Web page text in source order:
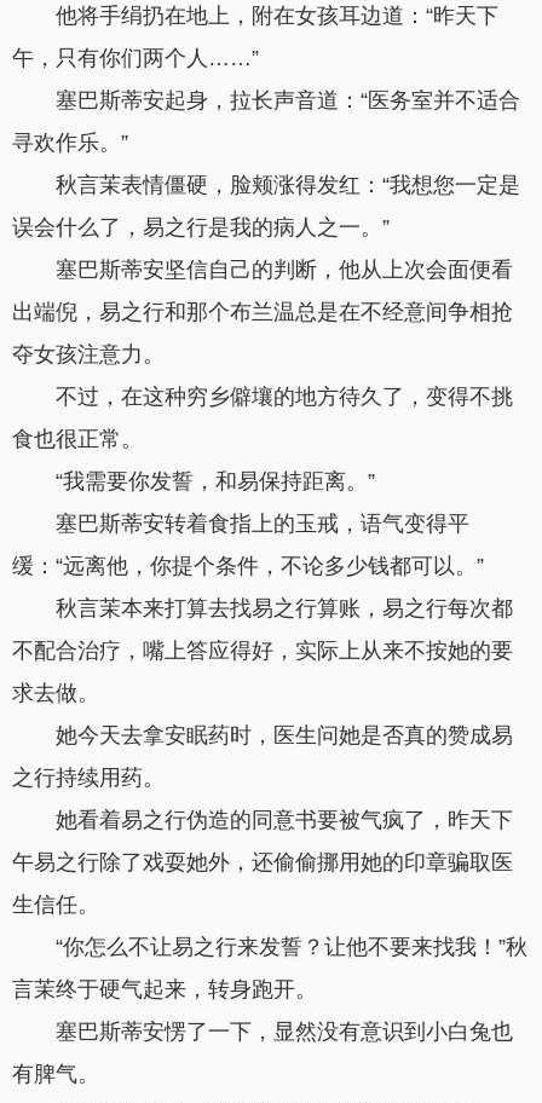
他将手绢扔在地上，附在女孩耳边道：“昨天下
午，只有你们两个人……”
塞巴斯蒂安起身，拉长声音道：“医务室并不适合
寻欢作乐。”
秋言茉表情僵硬，脸颊涨得发红：“我想您一定是
误会什么了，易之行是我的病人之一。”
塞巴斯蒂安坚信自己的判断，他从上次会面便看
出端倪，易之行和那个布兰温总是在不经意间争相抢
夺女孩注意力。
不过，在这种穷乡僻壤的地方待久了，变得不挑
食也很正常。
“我需要你发誓，和易保持距离。”
塞巴斯蒂安转着食指上的玉戒，语气变得平
缓：“远离他，你提个条件，不论多少钱都可以。”
秋言茉本来打算去找易之行算账，易之行每次都
不配合治疗，嘴上答应得好，实际上从来不按她的要
求去做。
她今天去拿安眠药时，医生问她是否真的赞成易
之行持续用药。
她看着易之行伪造的同意书要被气疯了，昨天下
午易之行除了戏耍她外，还偷偷挪用她的印章骗取医
生信任。
“你怎么不让易之行来发誓？让他不要来找我！”秋
言茉终于硬气起来，转身跑开。
塞巴斯蒂安愣了一下，显然没有意识到小白兔也
有脾气。